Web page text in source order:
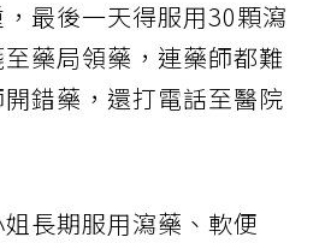
最後一天得服用30顆瀉
藥局領藥，連藥師都難
錯藥，還打電話至醫院
長期服用瀉藥、軟便